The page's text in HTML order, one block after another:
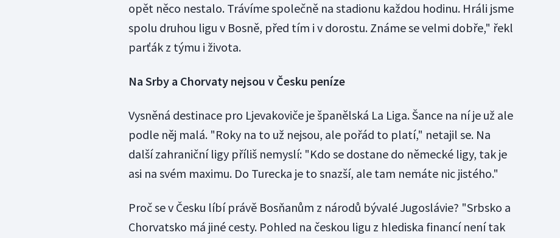
opět něco nestalo. Trávíme společně na stadionu každou hodinu. Hráli jsme
spolu druhou ligu v Bosně, před tím i v dorostu. Známe se velmi dobře," řekl
parťák z týmu i života.
Na Srby a Chorvaty nejsou v Česku peníze
Vysněná destinace pro Ljevakoviče je španělská La Liga. Šance na ní je už ale
podle něj malá. "Roky na to už nejsou, ale pořád to platí," netajil se. Na
další zahraniční ligy příliš nemyslí: "Kdo se dostane do německé ligy, tak je
asi na svém maximu. Do Turecka je to snazší, ale tam nemáte nic jistého."
Proč se v Česku líbí právě Bosňanům z národů bývalé Jugoslávie? "Srbsko a
Chorvatsko má jiné cesty. Pohled na českou ligu z hlediska financí není tak